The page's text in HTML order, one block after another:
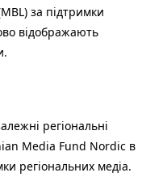
за підтримки
відображають
регіональні
Media Fund Nordic в
регіональних медіа.